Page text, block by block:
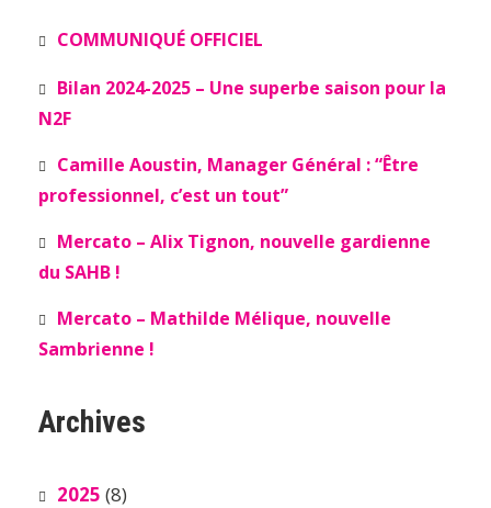
COMMUNIQUÉ OFFICIEL
Bilan 2024-2025 – Une superbe saison pour la
N2F
Camille Aoustin, Manager Général : “Être
professionnel, c’est un tout”
Mercato – Alix Tignon, nouvelle gardienne
du SAHB !
Mercato – Mathilde Mélique, nouvelle
Sambrienne !
Archives
2025 (8)